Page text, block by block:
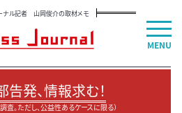
ナル記者 山岡俊介の取材メモ
告発、情報求む！
査。ただし、公益性あるケースに限る）
MENU